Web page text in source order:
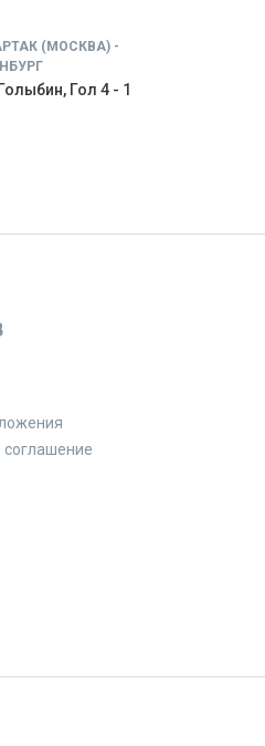
(МОСКВА) -
Гол 4 - 1
соглашение